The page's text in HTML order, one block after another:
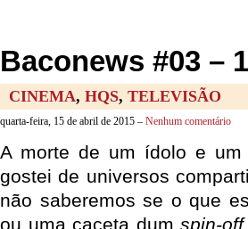
Baconews #03 –
CINEMA, HQS, TELEVISÃO
quarta-feira, 15 de abril de 2015 – Nenhum comentário
A morte de um ídolo e um
gostei de universos
não saberemos se o que
ou uma caceta dumspin-off